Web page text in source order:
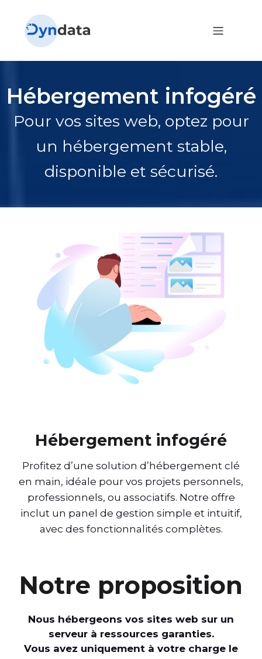
Hébergement infogéré
Pour vos sites web, optez pour
un hébergement stable,
disponible et sécurisé.
Hébergement infogéré
Profitez d’une solution d’hébergement clé
en main, idéale pour vos projets personnels,
professionnels, ou associatifs. Notre offre
inclut un panel de gestion simple et intuitif,
avec des fonctionnalités complètes.
Notre proposition
Nous hébergeons vos sites web sur un
serveur à ressources garanties.
Vous avez uniquement à votre charge le